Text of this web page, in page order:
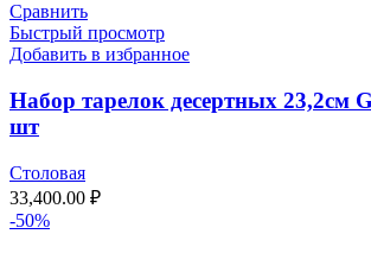
Сравнить
Быстрый просмотр
Добавить в избранное
Набор тарелок десертных 23,2см
шт
Столовая
33,400.00 ₽
-50%